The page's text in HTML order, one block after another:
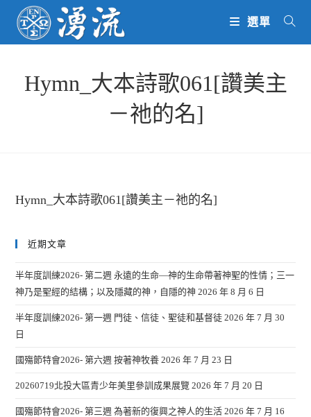
content
選單
Hymn_大本詩歌061[讚美主
－祂的名]
Hymn_大本詩歌061[讚美主－祂的名]
近期文章
半年度訓練2026- 第二週 永遠的生命—神的生命帶著神聖的性情；三一
神乃是聖經的結構；以及隱藏的神，自隱的神 2026 年 8 月 6 日
半年度訓練2026- 第一週 門徒、信徒、聖徒和基督徒 2026 年 7 月 30
日
國殤節特會2026- 第六週 按著神牧養 2026 年 7 月 23 日
20260719北投大區青少年美里參訓成果展覽 2026 年 7 月 20 日
國殤節特會2026- 第三週 為著新的復興之神人的生活 2026 年 7 月 16